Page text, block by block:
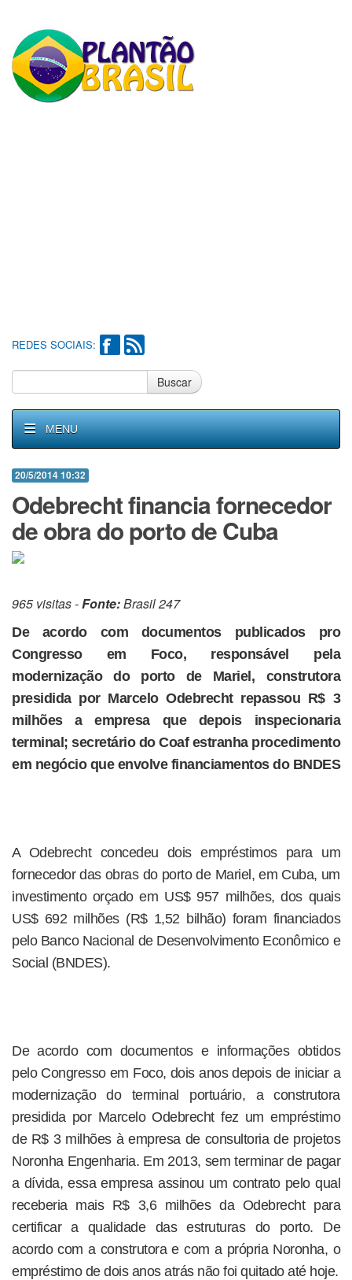
REDES SOCIAIS:
Buscar
MENU
20/5/2014 10:32
Odebrecht financia fornecedor
de obra do porto de Cuba
965 visitas -Fonte:Brasil 247
De acordo com documentos publicados pro
Congresso em Foco, responsável pela
modernização do porto de Mariel, construtora
presidida por Marcelo Odebrecht repassou R$ 3
milhões a empresa que depois inspecionaria
terminal; secretário do Coaf estranha procedimento
em negócio que envolve financiamentos do BNDES
A Odebrecht concedeu dois empréstimos para um
fornecedor das obras do porto de Mariel, em Cuba, um
investimento orçado em US$ 957 milhões, dos quais
US$ 692 milhões (R$ 1,52 bilhão) foram financiados
pelo Banco Nacional de Desenvolvimento Econômico e
Social (BNDES).
De acordo com documentos e informações obtidos
pelo Congresso em Foco, dois anos depois de iniciar a
modernização do terminal portuário, a construtora
presidida por Marcelo Odebrecht fez um empréstimo
de R$ 3 milhões à empresa de consultoria de projetos
Noronha Engenharia. Em 2013, sem terminar de pagar
a dívida, essa empresa assinou um contrato pelo qual
receberia mais R$ 3,6 milhões da Odebrecht para
certificar a qualidade das estruturas do porto. De
acordo com a construtora e com a própria Noronha, o
empréstimo de dois anos atrás não foi quitado até hoje.